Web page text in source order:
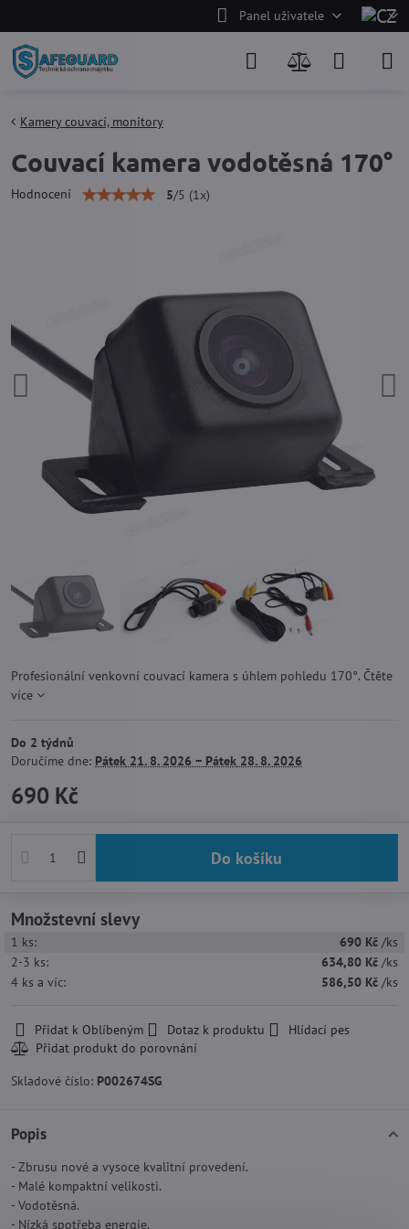
Panel uživatele
Kamery couvací, monitory
Couvací kamera vodotěsná 170°
Hodnocení 5/5 (1 x)
Profesionální venkovní couvací kamera s úhlem pohledu 170°. Čtěte
více
Do 2 týdnů
Doručíme dne: Pátek 21. 8. 2026 − Pátek 28. 8. 2026
690 Kč
Do košíku
Množstevní slevy
1 ks: 690 Kč /ks
2-3 ks: 634,80 Kč /ks
4 ks a víc: 586,50 Kč /ks
Přidat k Oblíbeným Dotaz k produktu Hlídací pes
Skladové číslo: P002674SG
Popis
- Zbrusu nové a vysoce kvalitní provedení.
- Malé kompaktní velikosti.
- Vodotěsná.
- Nízká spotřeba energie.